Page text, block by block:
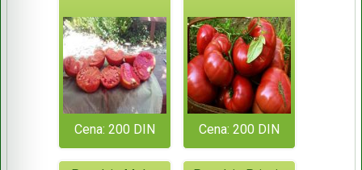
Cena: 200 DIN Cena: 200 DIN